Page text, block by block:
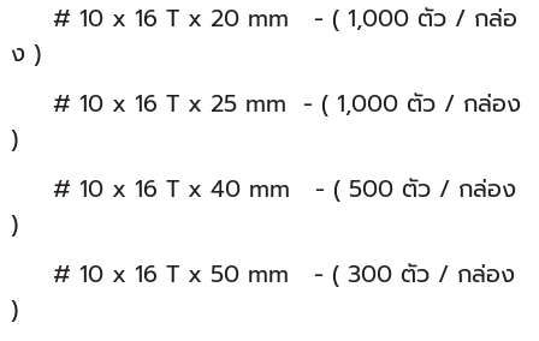
# 10 x 16 T x 20 mm - ( 1,000 ตัว / กล่อ
ง )
# 10 x 16 T x 25 mm - ( 1,000 ตัว / กล่อง
)
# 10 x 16 T x 40 mm - ( 500 ตัว / กล่อง
)
# 10 x 16 T x 50 mm - ( 300 ตัว / กล่อง
)